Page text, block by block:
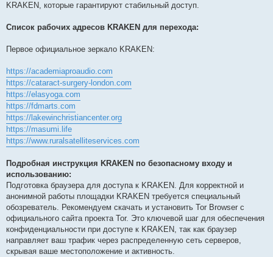
KRAKEN, которые гарантируют стабильный доступ.
Список рабочих адресов KRAKEN для перехода:
Первое официальное зеркало KRAKEN:
https://academiaproaudio.com
https://cataract-surgery-london.com
https://elasyoga.com
https://fdmarts.com
https://lakewinchristiancenter.org
https://masumi.life
https://www.ruralsatelliteservices.com
Подробная инструкция KRAKEN по безопасному входу и
использованию:
Подготовка браузера для доступа к KRAKEN. Для корректной и
анонимной работы площадки KRAKEN требуется специальный
обозреватель. Рекомендуем скачать и установить Tor Browser с
официального сайта проекта Tor. Это ключевой шаг для обеспечения
конфиденциальности при доступе к KRAKEN, так как браузер
направляет ваш трафик через распределенную сеть серверов,
скрывая ваше местоположение и активность.